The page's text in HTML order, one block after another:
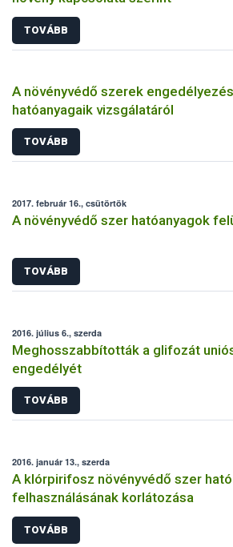
TOVÁBB
A növényvédő szerek
hatóanyagaik vizsgálatáról
TOVÁBB
2017. február 16., csütörtök
A növényvédő szer hatóanyagok
TOVÁBB
2016. július 6., szerda
Meghosszabbították a glifozát
engedélyét
TOVÁBB
2016. január 13., szerda
A klórpirifosz növényvédő szer
felhasználásának korlátozása
TOVÁBB